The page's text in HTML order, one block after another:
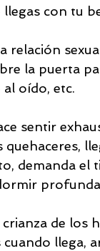
con tu
relación
la puerta
oído, etc.
sentir
quehaceres,
demanda el
de los
llega,